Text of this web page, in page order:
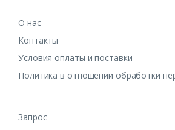
О нас
Контакты
Условия оплаты и поставки
Политика в отношении обработки
Запрос